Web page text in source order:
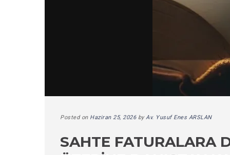
Posted on Haziran 25, 2026byAv. Yusuf Enes ARSLAN
SAHTE FATURALARA